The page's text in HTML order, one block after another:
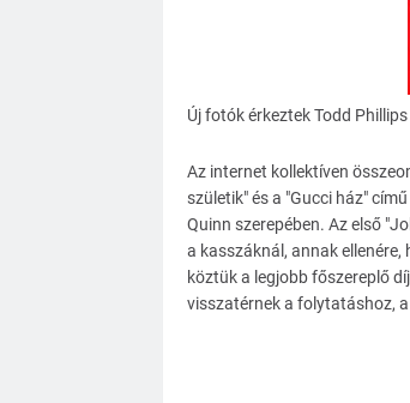
Új fotók érkeztek Todd
Az internet kollektíven
születik" és a "Gucci ház"
Quinn szerepében. Az első
a kasszáknál, annak
köztük a legjobb főszereplő
visszatérnek a folytatáshoz,